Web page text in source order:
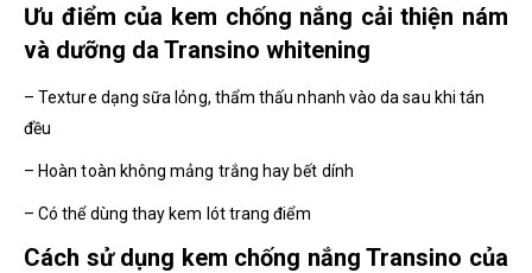
Ưu điểm của kem chống nắng cải thiện nám
và dưỡng da Transino whitening
– Texture dạng sữa lỏng, thẩm thấu nhanh vào da sau khi tán
đều
– Hoàn toàn không mảng trắng hay bết dính
– Có thể dùng thay kem lót trang điểm
Cách sử dụng kem chống nắng Transino của